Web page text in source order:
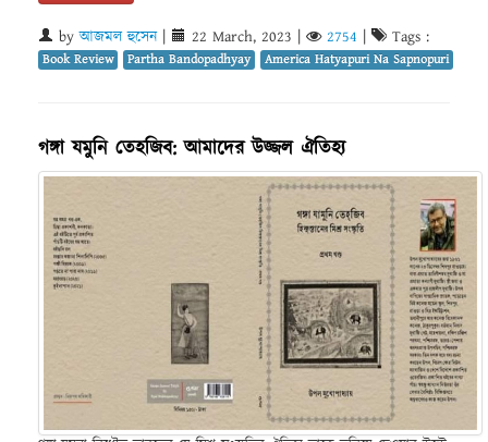
byআজমল হুসেন| 22 March, 2023 | 2754 | Tags :
Book Review Partha Bandopadhyay America Hatyapuri Na Sapnopuri
গঙ্গা যমুনি তেহজিব: আমাদের উজ্জল ঐতিহ্য